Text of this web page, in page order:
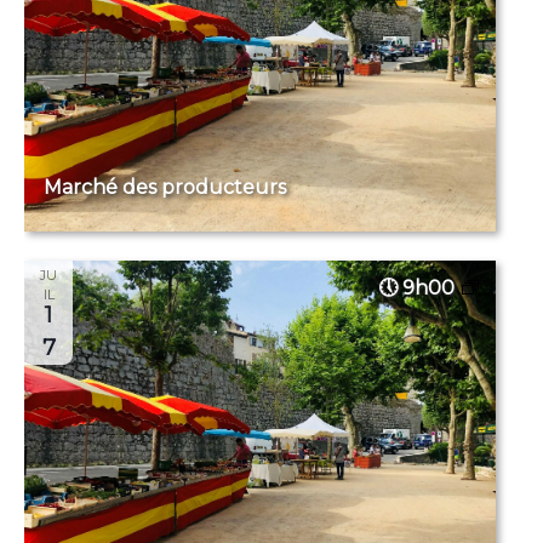
Marché des producteurs
JU
IL
1
7
9h00